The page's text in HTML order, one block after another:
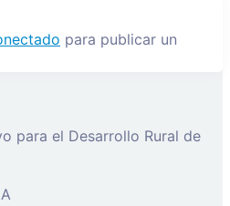
para publicar un
para el Desarrollo Rural de